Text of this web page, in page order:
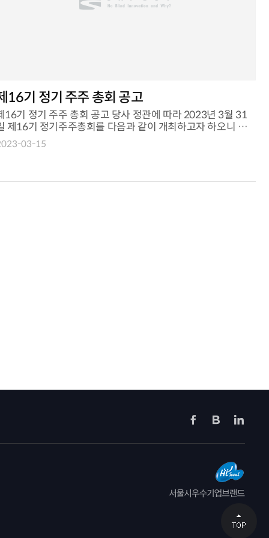
16기 정기 주주 총회 공고
기 정기 주주 총회 공고 당사 정관에 따라 2023년 3월 31
제16기 정기주주총회를 다음과 같이 개최하고자 하오니 참
03-15